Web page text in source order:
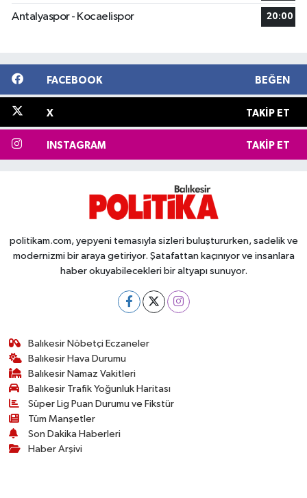
Antalyaspor - Kocaelispor 20:00
FACEBOOK BEĞEN
X TAKIP ET
INSTAGRAM TAKIP ET
politikam.com, yepyeni temasıyla sizleri buluştururken, sadelik ve
modernizmi bir araya getiriyor. Şatafattan kaçınıyor ve insanlara
haber okuyabilecekleri bir altyapı sunuyor.
Balıkesir Nöbetçi Eczaneler
Balıkesir Hava Durumu
Balıkesir Namaz Vakitleri
Balıkesir Trafik Yoğunluk Haritası
Süper Lig Puan Durumu ve Fikstür
Tüm Manşetler
Son Dakika Haberleri
Haber Arşivi